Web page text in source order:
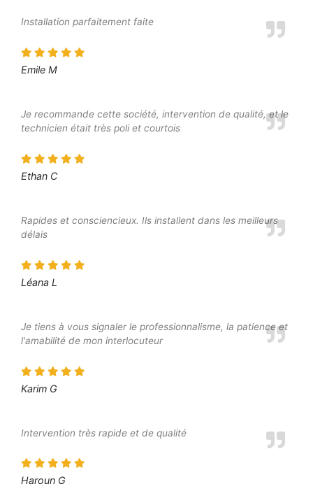
Installation parfaitement faite
Emile M
Je recommande cette société, intervention de qualité, et le
technicien était très poli et courtois
Ethan C
Rapides et consciencieux. Ils installent dans les meilleurs
délais
Léana L
Je tiens à vous signaler le professionnalisme, la patience et
l'amabilité de mon interlocuteur
Karim G
Intervention très rapide et de qualité
Haroun G